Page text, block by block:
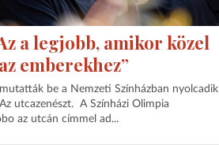
a legjobb, amikor közel
emberekhez”
be a Nemzeti Színházban nyolcadik
utcazenészt. A Színházi Olimpia
az utcán címmel ad...